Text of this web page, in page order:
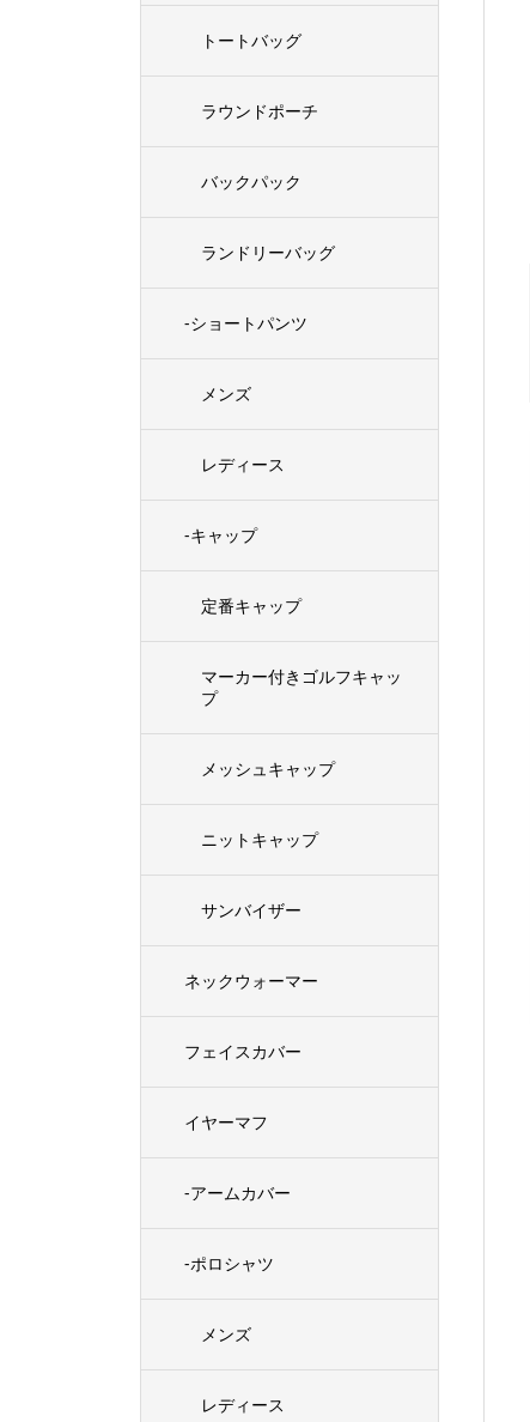
トートバッグ
ラウンドポーチ
バックパック
ランドリーバッグ
-ショートパンツ
メンズ
レディース
-キャップ
定番キャップ
マーカー付きゴルフキャッ
プ
メッシュキャップ
ニットキャップ
サンバイザー
ネックウォーマー
フェイスカバー
イヤーマフ
-アームカバー
-ポロシャツ
メンズ
レディース